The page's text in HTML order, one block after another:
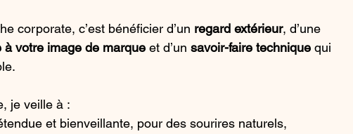
corporate, c’est bénéficier d’un regard extérieur, d’une
votre image de marque et d’un savoir-faire technique qui
je veille à :
et bienveillante, pour des sourires naturels,